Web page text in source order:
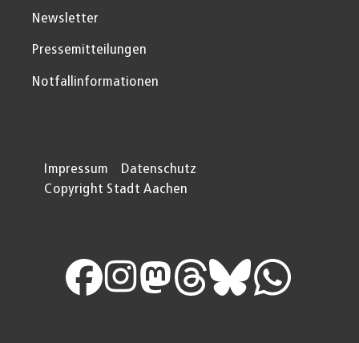
Newsletter
Pressemitteilungen
Notfallinformationen
Impressum
Datenschutz
Copyright Stadt Aachen